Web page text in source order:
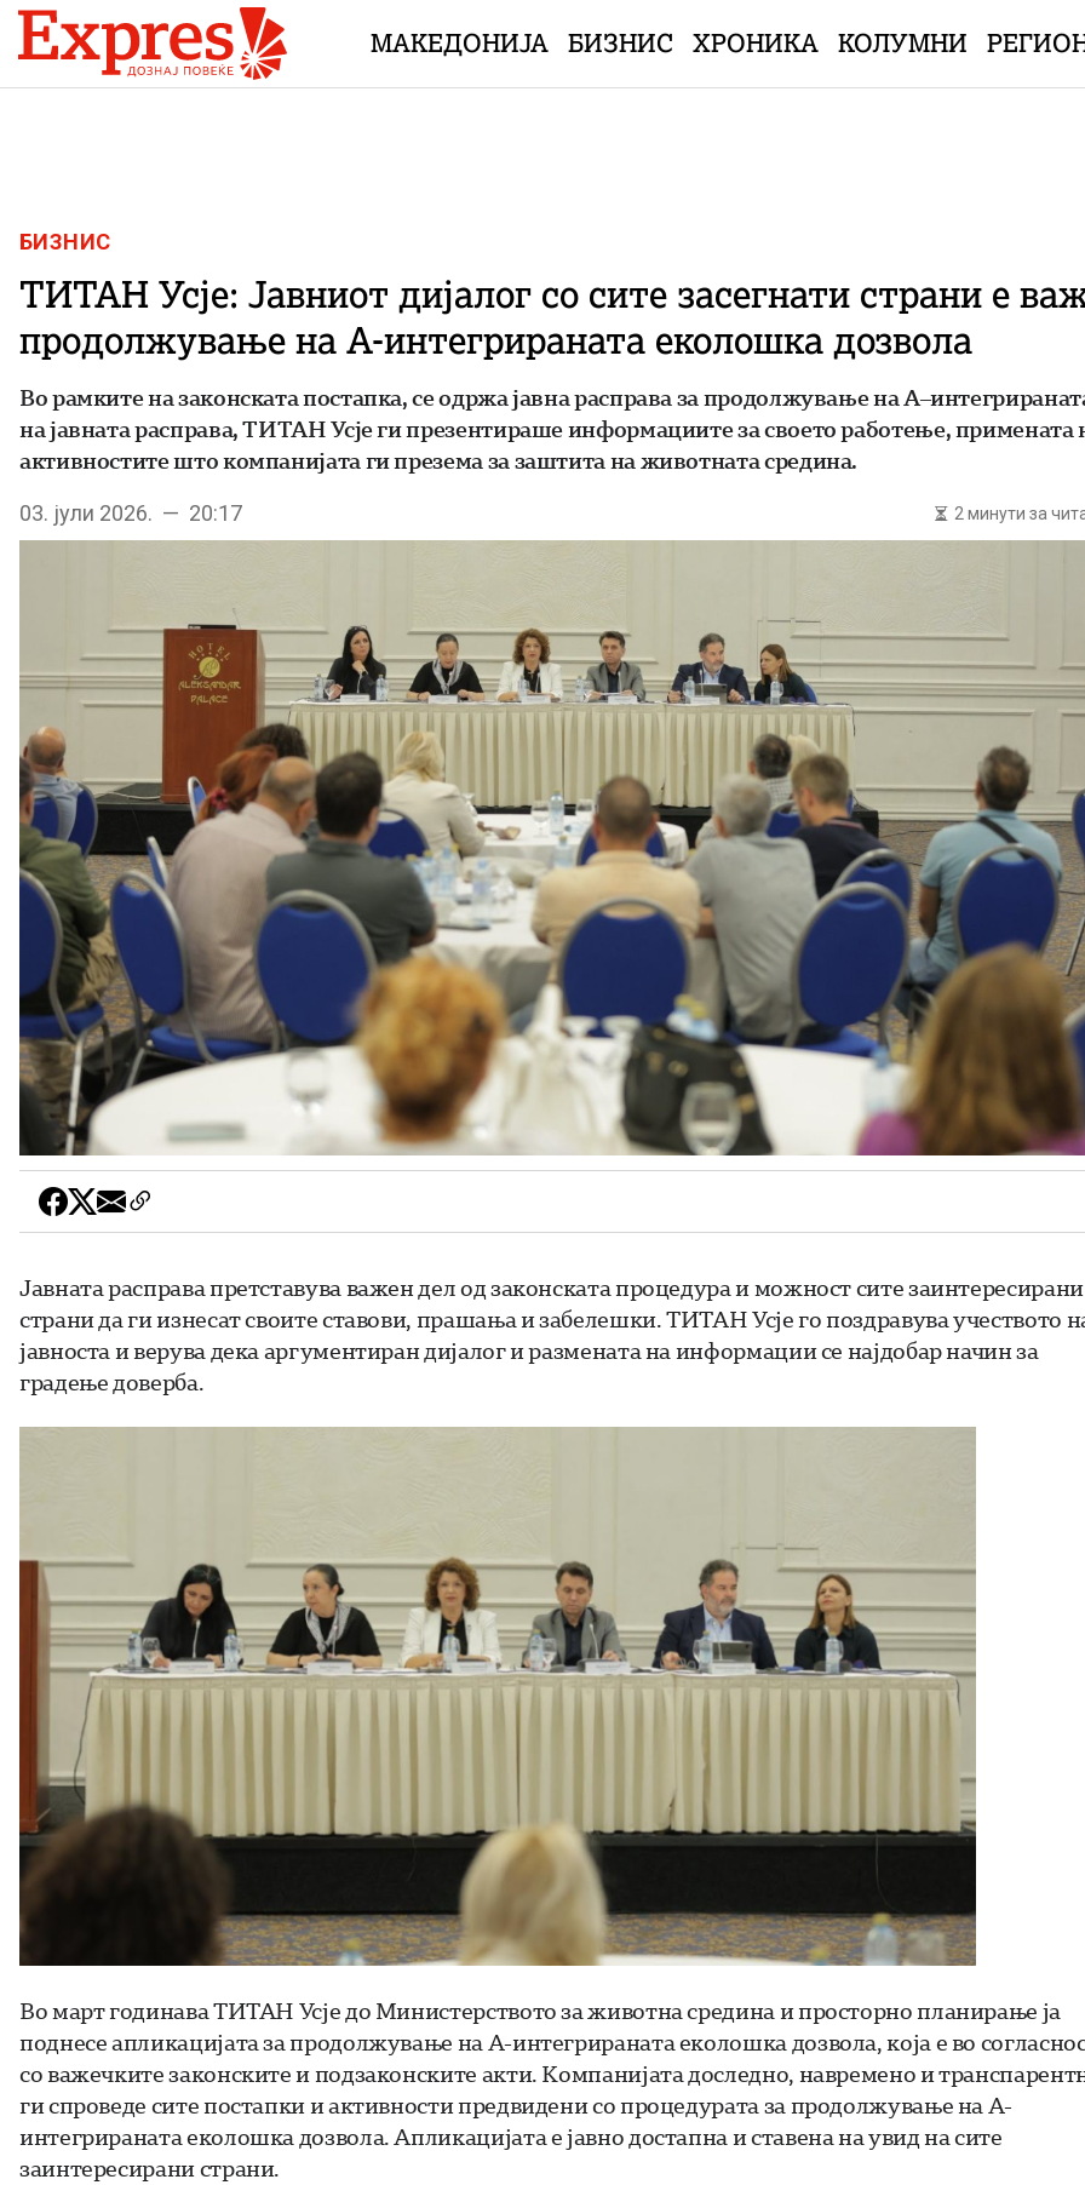
Skip to content
МАКЕДОНИЈА БИЗНИС ХРОНИКА КОЛУМНИ
БИЗНИС
ТИТАН Усје: Јавниот дијалог со сите засегнати страни е
продолжување на А-интегрираната еколошка дозвола
Во рамките на законската постапка, се одржа јавна расправа за продолжување на
на јавната расправа, ТИТАН Усје ги презентираше информациите за своето работење, примената
активностите што компанијата ги презема за заштита на животната средина.
03. јули 2026. — 20:17 2 минути за
Јавната расправа претставува важен дел од законската процедура и можност сите заинтересирани
страни да ги изнесат своите ставови, прашања и забелешки. ТИТАН Усје го поздравува учеството
јавноста и верува дека аргументиран дијалог и размената на информации се најдобар начин за
градење доверба.
Во март годинава ТИТАН Усје до Министерството за животна средина и просторно планирање ја
поднесе апликацијата за продолжување на А-интегрираната еколошка дозвола, која е во
со важечките законските и подзаконските акти. Компанијата доследно, навремено и
ги спроведе сите постапки и активности предвидени со процедурата за продолжување на А-
интегрираната еколошка дозвола. Апликацијата е јавно достапна и ставена на увид на сите
заинтересирани страни.